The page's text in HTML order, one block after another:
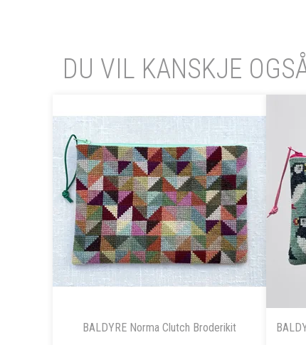
DU VIL KANSKJE
BALDYRE Norma Clutch Broderikit